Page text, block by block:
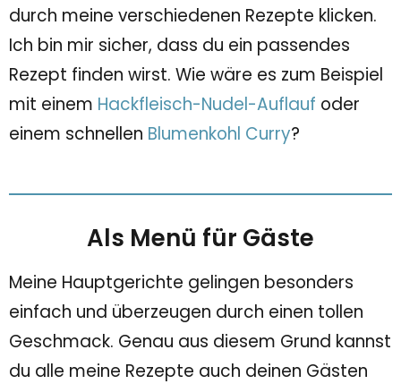
durch meine verschiedenen Rezepte klicken.
Ich bin mir sicher, dass du ein passendes
Rezept finden wirst. Wie wäre es zum Beispiel
mit einem Hackfleisch-Nudel-Auflauf oder
einem schnellen Blumenkohl Curry?
Als Menü für Gäste
Meine Hauptgerichte gelingen besonders
einfach und überzeugen durch einen tollen
Geschmack. Genau aus diesem Grund kannst
du alle meine Rezepte auch deinen Gästen